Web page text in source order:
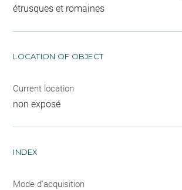
étrusques et romaines
LOCATION OF OBJECT
Current location
non exposé
INDEX
Mode d'acquisition